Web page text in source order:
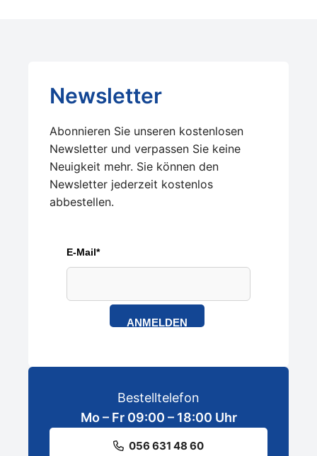
Newsletter
Abonnieren Sie unseren kostenlosen
Newsletter und verpassen Sie keine
Neuigkeit mehr. Sie können den
Newsletter jederzeit kostenlos
abbestellen.
E-Mail*
ANMELDEN
Bestelltelefon
Mo – Fr 09:00 – 18:00 Uhr
056 631 48 60